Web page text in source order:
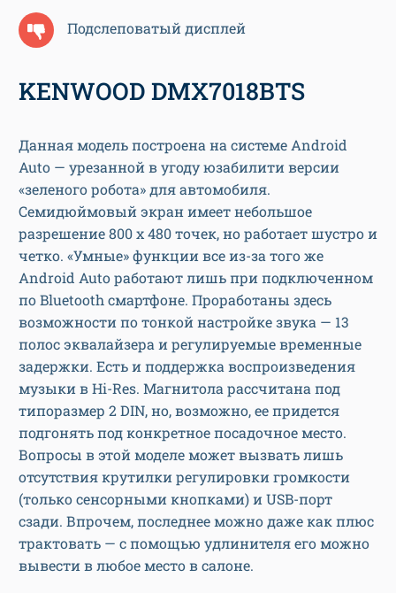
Подслеповатый дисплей
KENWOOD DMX7018BTS
Данная модель построена на системе Android
Auto — урезанной в угоду юзабилити версии
«зеленого робота» для автомобиля.
Семидюймовый экран имеет небольшое
разрешение 800 х 480 точек, но работает шустро и
четко. «Умные» функции все из-за того же
Android Auto работают лишь при подключенном
по Bluetooth смартфоне. Проработаны здесь
возможности по тонкой настройке звука — 13
полос эквалайзера и регулируемые временные
задержки. Есть и поддержка воспроизведения
музыки в Hi-Res. Магнитола рассчитана под
типоразмер 2 DIN, но, возможно, ее придется
подгонять под конкретное посадочное место.
Вопросы в этой моделе может вызвать лишь
отсутствия крутилки регулировки громкости
(только сенсорными кнопками) и USB-порт
сзади. Впрочем, последнее можно даже как плюс
трактовать — с помощью удлинителя его можно
вывести в любое место в салоне.